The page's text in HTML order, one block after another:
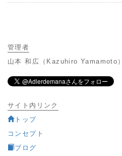
管理者
山本 和広（Kazuhiro Yamamoto）
サイト内リンク
トップ
コンセプト
ブログ